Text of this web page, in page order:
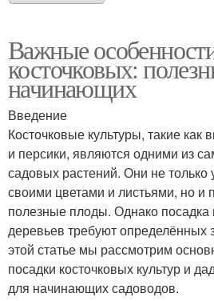
Важные
косточковых:
начинающих
Введение
Косточковые культуры, такие как
и персики, являются одними из
садовых растений. Они не только
своими цветами и листьями, но и
полезные плоды. Однако
деревьев требуют определённых
этой статье мы рассмотрим
посадки косточковых культур и
для начинающих садоводов.